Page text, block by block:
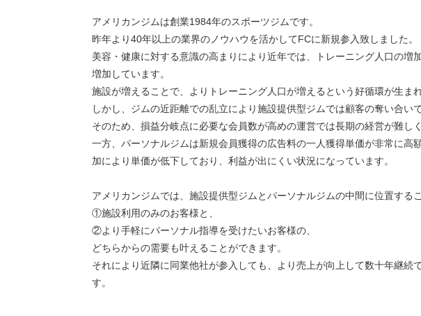
アメリカンジムは創業1984年のスポーツジムです。
昨年より40年以上の業界のノウハウを活かしてFCに新規参入致しました。
美容・健康に対する意識の高まりにより近年では、トレーニング人口の増
増加しています。
施設が増えることで、よりトレーニング人口が増えるという好循環が生ま
しかし、ジムの近距離での乱立により施設提供型ジムでは顧客の奪い合
そのため、損益分岐点に必要な会員数が高めの運営では長期の経営が難し
一方、パーソナルジムは新規会員獲得の広告料の一人獲得単価が非常に高
加により単価が低下しており、利益が出にくい状況になっています。
アメリカンジムでは、施設提供型ジムとパーソナルジムの中間に位置する
①施設利用のみのお客様と、
②より手軽にパーソナル指導を受けたいお客様の、
どちらからの需要も叶えることができます。
それにより近隣に同業他社が参入しても、より売上が向上して数十年継続
す。